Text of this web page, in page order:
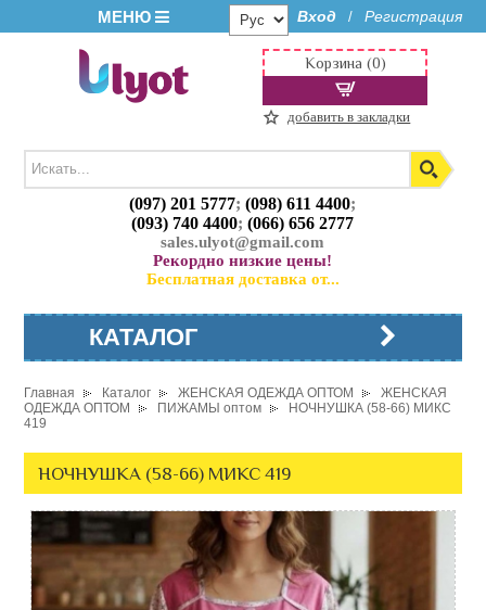
МЕНЮ Вход / Регистрация
(097) 201 5777;(098) 611 4400;
(093) 740 4400;(066) 656 2777
sales.ulyot@gmail.com
Рекордно низкие цены!
Бесплатная доставка от...
Корзина (0)
добавить в закладки
КАТАЛОГ
Главная Каталог ЖЕНСКАЯ ОДЕЖДА ОПТОМ
ЖЕНСКАЯ
ОДЕЖДА ОПТОМ
ПИЖАМЫ оптом
НОЧНУШКА (58-66) МИКС
419
НОЧНУШКА (58-66) МИКС 419